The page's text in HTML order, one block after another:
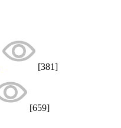
[381]
[659]